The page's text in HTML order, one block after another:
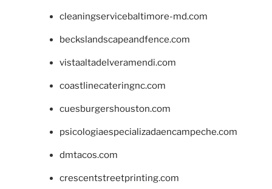
cleaningservicebaltimore-md.com
beckslandscapeandfence.com
vistaaltadelveramendi.com
coastlinecateringnc.com
cuesburgershouston.com
psicologiaespecializadaencampeche.com
dmtacos.com
crescentstreetprinting.com